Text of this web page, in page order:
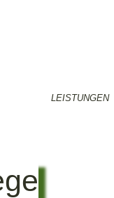
LEISTUNGEN